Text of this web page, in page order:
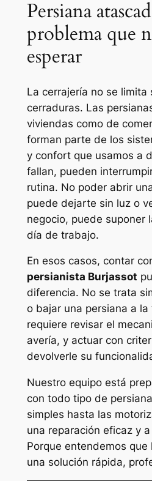
Persiana
problema que
esperar
La cerrajería no se limita
cerraduras. Las
viviendas como de
forman parte de los
y confort que usamos a
fallan, pueden
rutina. No poder abrir
puede dejarte sin luz o
negocio, puede suponer
día de trabajo.
En esos casos, contar
persianista Burjassot
diferencia. No se trata
o bajar una persiana a
requiere revisar el
avería, y actuar con
devolverle su
Nuestro equipo está
con todo tipo de
simples hasta las
una reparación eficaz y
Porque entendemos que
una solución rápida,